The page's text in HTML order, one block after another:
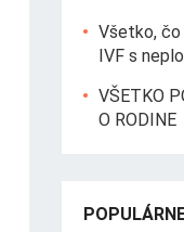
Všetko,
IVF s
VŠETKO
O RODINE